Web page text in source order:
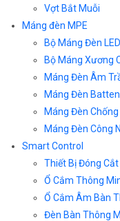
Vợt Bắt Muỗi
Máng đèn MPE
Bộ Máng Đèn
Bộ Máng Xương
Máng Đèn Âm
Máng Đèn Batten
Máng Đèn
Máng Đèn Công
Smart Control
Thiết Bị Đóng
Ổ Cắm Thông
Ổ Cắm Âm Bàn
Đèn Bàn Thông